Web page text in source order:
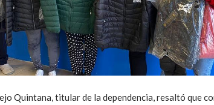
Quintana, titular de la dependencia, resaltó que